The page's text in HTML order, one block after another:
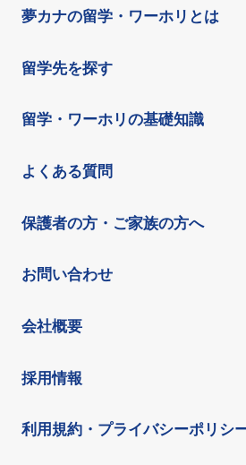
夢カナの留学・ワーホリとは
留学先を探す
留学・ワーホリの基礎知識
よくある質問
保護者の方・ご家族の方へ
お問い合わせ
会社概要
採用情報
利用規約・プライバシーポリシ